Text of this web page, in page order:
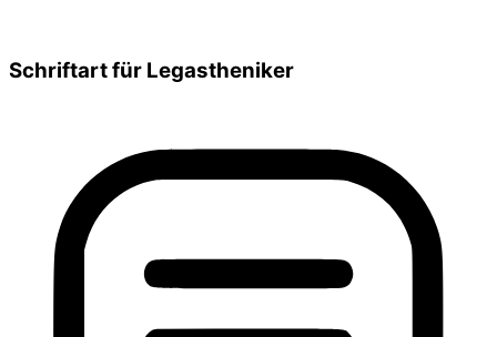
Schriftart für Legastheniker